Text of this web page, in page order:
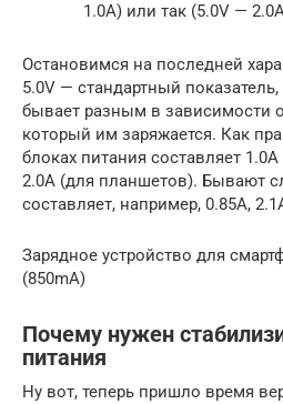
1.0A) или так (5.0V —
Остановимся на последней
5.0V — стандартный
бывает разным в зависимости
который им заряжается. Как
блоках питания составляет
2.0A (для планшетов). Бывают
составляет, например, 0.85A,
Зарядное устройство для
(850mA)
Почему нужен
питания
Ну вот, теперь пришло время